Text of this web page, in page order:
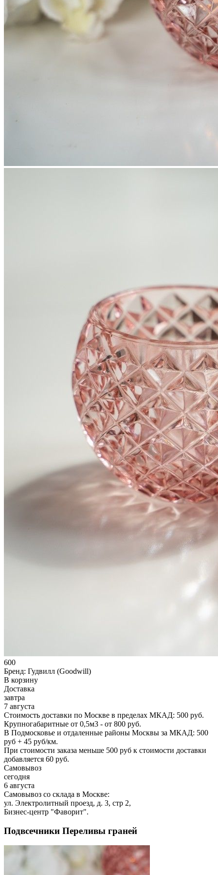
600
Бренд: Гудвилл (Goodwill)
В корзину
Доставка
завтра
7 августа
Стоимость доставки по Москве в пределах МКАД: 500 руб.
Крупногабаритные от 0,5м3 - от 800 руб.
В Подмосковье и отдаленные районы Москвы за МКАД: 500
руб + 45 руб/км.
При стоимости заказа меньше 500 руб к стоимости доставки
добавляется 60 руб.
Самовывоз
сегодня
6 августа
Самовывоз со склада в Москве:
ул. Электролитный проезд, д. 3, стр 2,
Бизнес-центр "Фаворит".
Подвсечники Переливы граней